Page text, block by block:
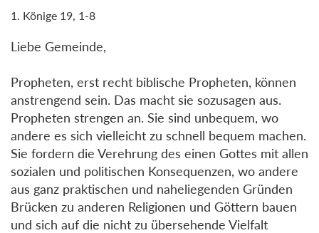
1. Könige 19, 1-8
Liebe Gemeinde,
Propheten, erst recht biblische Propheten, können
anstrengend sein. Das macht sie sozusagen aus.
Propheten strengen an. Sie sind unbequem, wo
andere es sich vielleicht zu schnell bequem machen.
Sie fordern die Verehrung des einen Gottes mit allen
sozialen und politischen Konsequenzen, wo andere
aus ganz praktischen und naheliegenden Gründen
Brücken zu anderen Religionen und Göttern bauen
und sich auf die nicht zu übersehende Vielfalt